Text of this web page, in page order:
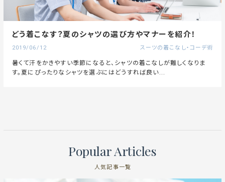
どう着こなす？夏のシャツの選び方やマナーを紹介！
2019/06/12 スーツの着こなし・コーデ術
暑くて汗をかきやすい季節になると、シャツの着こなしが難しくなりま
す。夏にぴったりなシャツを選ぶにはどうすれば良い...
Popular Articles
人気記事一覧